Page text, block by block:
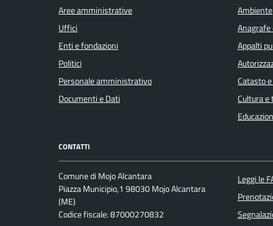
Aree amministrative
Uffici
Enti e fondazioni
Politici
Personale amministrativo
Documenti e Dati
Ambiente
Appalti
Catasto
Cultura e
CONTATTI
Comune di Mojo Alcantara
Piazza Municipio,1 98030 Mojo Alcantara
(ME)
Codice fiscale: 87000270832
Leggi le